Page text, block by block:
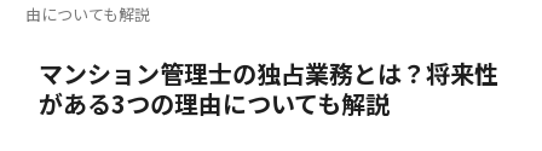
由についても解説
マンション管理士の独占業務とは？将来性
がある3つの理由についても解説